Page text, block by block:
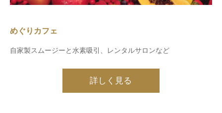
めぐりカフェ
自家製スムージーと水素吸引、レンタルサロンなど
詳しく見る